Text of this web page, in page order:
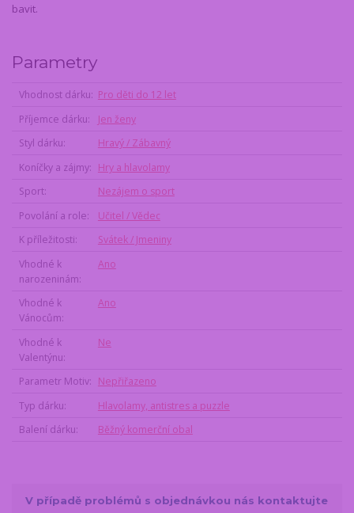
bavit.
Parametry
Vhodnost dárku
Pro děti do 12 let
Příjemce dárku
Jen ženy
Styl dárku
Hravý / Zábavný
Koníčky a zájmy
Hry a hlavolamy
Sport
Nezájem o sport
Povolání a role
Učitel / Vědec
K příležitosti
Svátek / Jmeniny
Vhodné k
narozeninám
Ano
Vhodné k
Vánocům
Ano
Vhodné k
Valentýnu
Ne
Parametr Motiv
Nepřiřazeno
Typ dárku
Hlavolamy, antistres a puzzle
Balení dárku
Běžný komerční obal
V případě problémů s objednávkou nás kontaktujte